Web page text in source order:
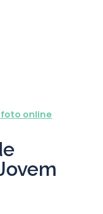
online